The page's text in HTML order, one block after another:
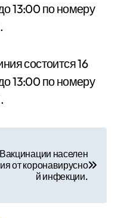
13:00 по номеру
состоится 16
13:00 по номеру
Вакцинации населен
ия от коронавирусно
й инфекции.